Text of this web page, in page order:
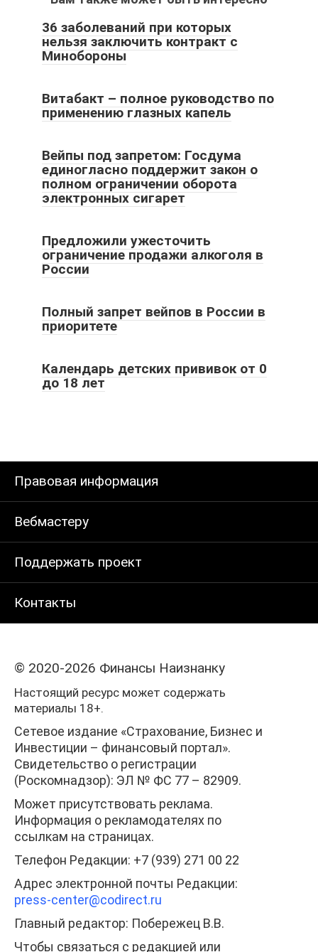
36 заболеваний при которых
нельзя заключить контракт с
Минобороны
Витабакт – полное руководство по
применению глазных капель
Вейпы под запретом: Госдума
единогласно поддержит закон о
полном ограничении оборота
электронных сигарет
Предложили ужесточить
ограничение продажи алкоголя в
России
Полный запрет вейпов в России в
приоритете
Календарь детских прививок от 0
до 18 лет
Правовая информация
Вебмастеру
Поддержать проект
Контакты
© 2020-2026 Финансы Наизнанку
Настоящий ресурс может содержать
материалы 18+.
Сетевое издание «Страхование, Бизнес и
Инвестиции – финансовый портал».
Свидетельство о регистрации
(Роскомнадзор): ЭЛ № ФС 77 – 82909.
Может присутствовать реклама.
Информация о рекламодателях по
ссылкам на страницах.
Телефон Редакции: +7 (939) 271 00 22
Адрес электронной почты Редакции:
press-center@codirect.ru
Главный редактор: Побережец В.В.
Чтобы связаться с редакцией или